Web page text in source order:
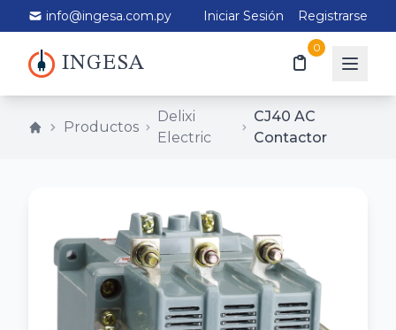
info@ingesa.com.py Iniciar Sesión Registrarse
INGESA
0
Productos
Delixi
Electric
CJ40 AC
Contactor